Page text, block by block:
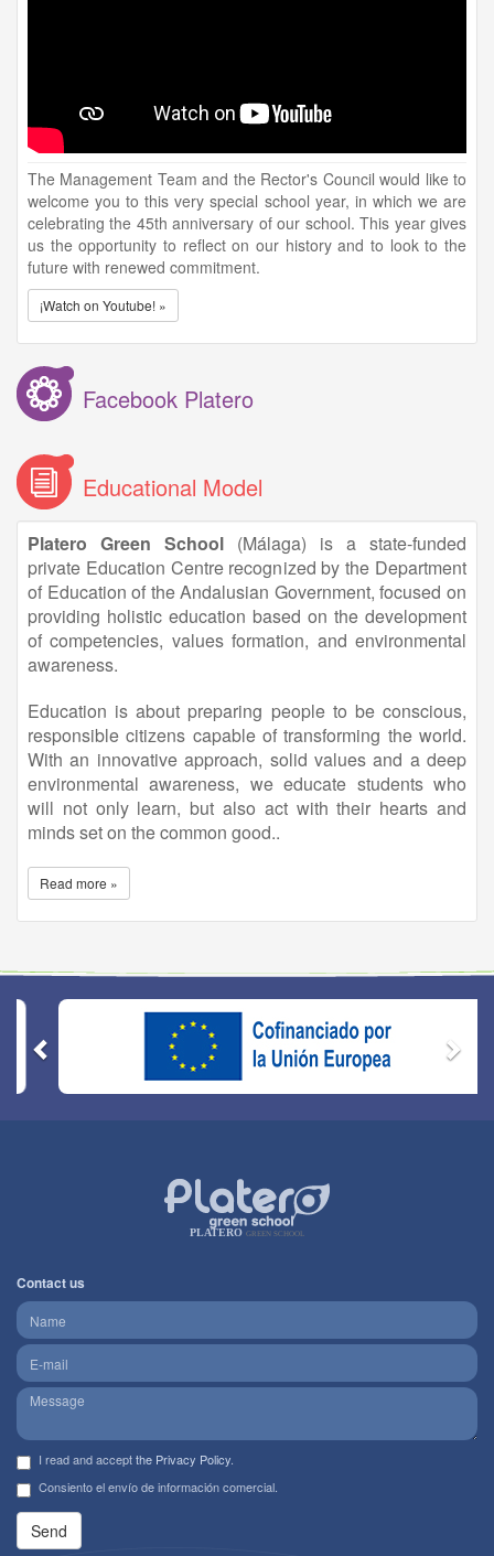
The Management Team and the Rector's Council would like to
welcome you to this very special school year, in which we are
celebrating the 45th anniversary of our school. This year gives
us the opportunity to reflect on our history and to look to the
future with renewed commitment.
¡Watch on Youtube! »
Facebook Platero
Educational Model
Platero Green School (Málaga) is a state-funded
private Education Centre recognized by the Department
of Education of the Andalusian Government, focused on
providing holistic education based on the development
of competencies, values formation, and environmental
awareness.
Education is about preparing people to be conscious,
responsible citizens capable of transforming the world.
With an innovative approach, solid values and a deep
environmental awareness, we educate students who
will not only learn, but also act with their hearts and
minds set on the common good..
Read more »
PLATERO GREEN SCHOOL
Contact us
I read and acceptthe Privacy Policy
Consiento el envío de información comercial.
Send